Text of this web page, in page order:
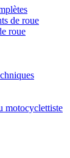
de roue
roue
motocyclettiste